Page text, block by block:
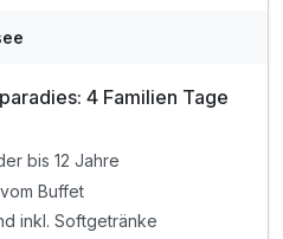
4 Familien Tage
bis 12 Jahre
Buffet
inkl. Softgetränke